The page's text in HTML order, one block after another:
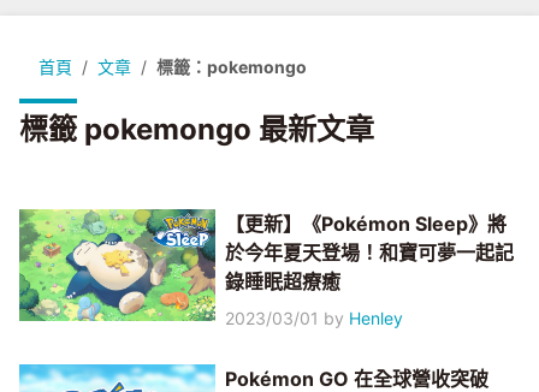
首頁 文章 標籤：pokemongo
標籤 pokemongo 最新文章
【更新】《Pokémon Sleep》將
於今年夏天登場！和寶可夢一起記
錄睡眠超療癒
2023/03/01 by Henley
Pokémon GO 在全球營收突破